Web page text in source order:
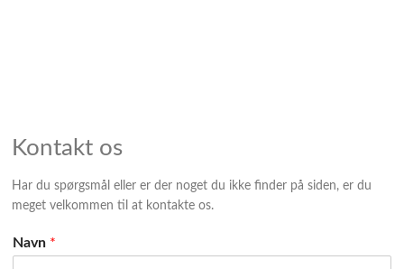
Kontakt os
Har du spørgsmål eller er der noget du ikke finder på siden, er du
meget velkommen til at kontakte os.
Navn *